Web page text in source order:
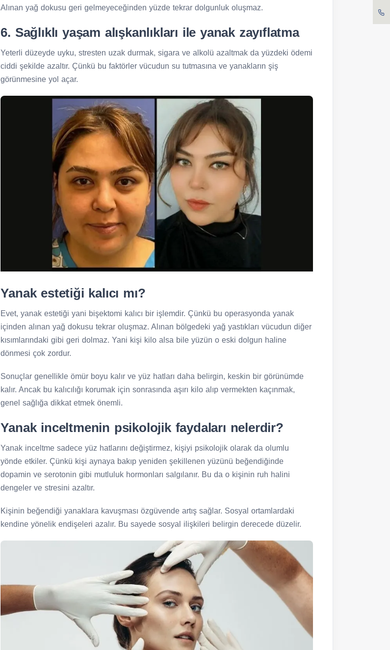
Alınan yağ dokusu geri gelmeyeceğinden yüzde tekrar dolgunluk oluşmaz.
6. Sağlıklı yaşam alışkanlıkları ile yanak zayıflatma
Yeterli düzeyde uyku, stresten uzak durmak, sigara ve alkolü azaltmak da yüzdeki ödemi
ciddi şekilde azaltır. Çünkü bu faktörler vücudun su tutmasına ve yanakların şiş
görünmesine yol açar.
Yanak estetiği kalıcı mı?
Evet, yanak estetiği yani bişektomi kalıcı bir işlemdir. Çünkü bu operasyonda yanak
içinden alınan yağ dokusu tekrar oluşmaz. Alınan bölgedeki yağ yastıkları vücudun diğer
kısımlarındaki gibi geri dolmaz. Yani kişi kilo alsa bile yüzün o eski dolgun haline
dönmesi çok zordur.
Sonuçlar genellikle ömür boyu kalır ve yüz hatları daha belirgin, keskin bir görünümde
kalır. Ancak bu kalıcılığı korumak için sonrasında aşırı kilo alıp vermekten kaçınmak,
genel sağlığa dikkat etmek önemli.
Yanak inceltmenin psikolojik faydaları nelerdir?
Yanak inceltme sadece yüz hatlarını değiştirmez, kişiyi psikolojik olarak da olumlu
yönde etkiler. Çünkü kişi aynaya bakıp yeniden şekillenen yüzünü beğendiğinde
dopamin ve serotonin gibi mutluluk hormonları salgılanır. Bu da o kişinin ruh halini
dengeler ve stresini azaltır.
Kişinin beğendiği yanaklara kavuşması özgüvende artış sağlar. Sosyal ortamlardaki
kendine yönelik endişeleri azalır. Bu sayede sosyal ilişkileri belirgin derecede düzelir.